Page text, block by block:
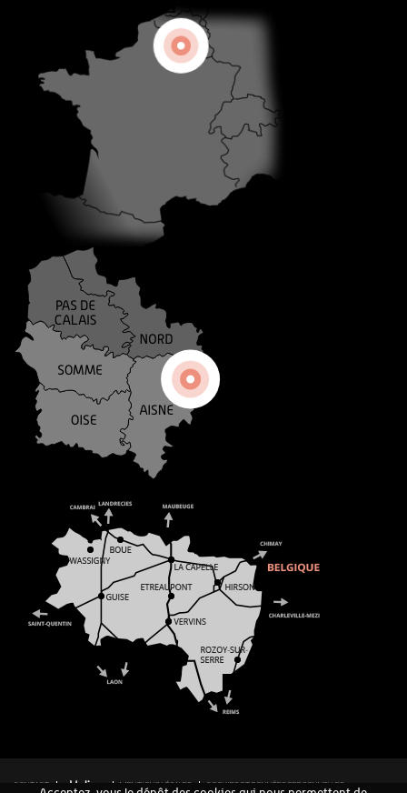
CONTACT MENTIONS LÉGALES COOKIES ET DONNÉES PERSONNELLES